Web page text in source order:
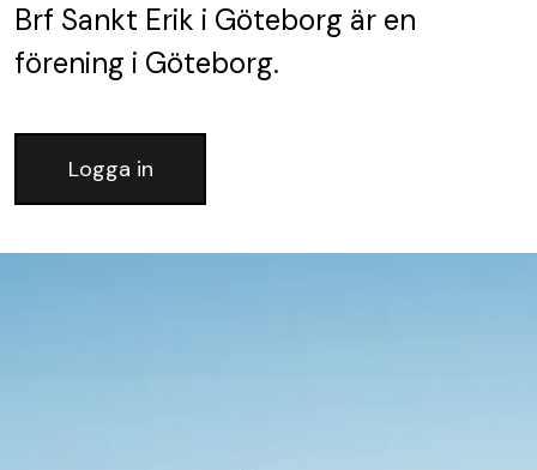
Brf Sankt Erik i Göteborg är en
förening i Göteborg.
Logga in